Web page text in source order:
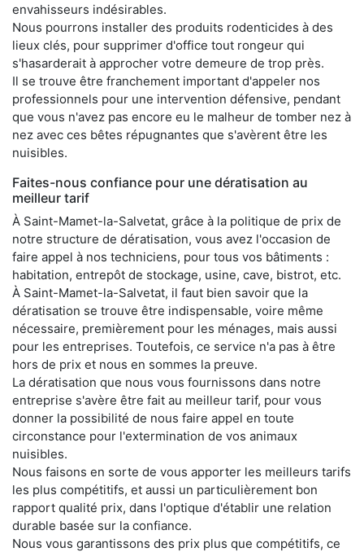
envahisseurs indésirables.
Nous pourrons installer des produits rodenticides à des
lieux clés, pour supprimer d'office tout rongeur qui
s'hasarderait à approcher votre demeure de trop près.
Il se trouve être franchement important d'appeler nos
professionnels pour une intervention défensive, pendant
que vous n'avez pas encore eu le malheur de tomber nez à
nez avec ces bêtes répugnantes que s'avèrent être les
nuisibles.
Faites-nous confiance pour une dératisation au
meilleur tarif
À Saint-Mamet-la-Salvetat, grâce à la politique de prix de
notre structure de dératisation, vous avez l'occasion de
faire appel à nos techniciens, pour tous vos bâtiments :
habitation, entrepôt de stockage, usine, cave, bistrot, etc.
À Saint-Mamet-la-Salvetat, il faut bien savoir que la
dératisation se trouve être indispensable, voire même
nécessaire, premièrement pour les ménages, mais aussi
pour les entreprises. Toutefois, ce service n'a pas à être
hors de prix et nous en sommes la preuve.
La dératisation que nous vous fournissons dans notre
entreprise s'avère être fait au meilleur tarif, pour vous
donner la possibilité de nous faire appel en toute
circonstance pour l'extermination de vos animaux
nuisibles.
Nous faisons en sorte de vous apporter les meilleurs tarifs
les plus compétitifs, et aussi un particulièrement bon
rapport qualité prix, dans l'optique d'établir une relation
durable basée sur la confiance.
Nous vous garantissons des prix plus que compétitifs, ce